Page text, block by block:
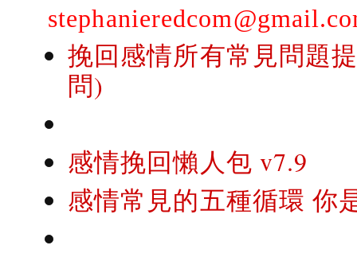
挽回感情所有常見問題
問)
感情挽回懶人包 v7.9
感情常見的五種循環 你